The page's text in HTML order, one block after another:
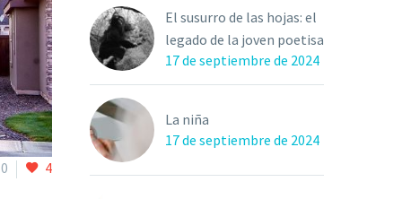
0 4
El susurro de las hojas: el
legado de la joven poetisa
17 de septiembre de 2024
La niña
17 de septiembre de 2024